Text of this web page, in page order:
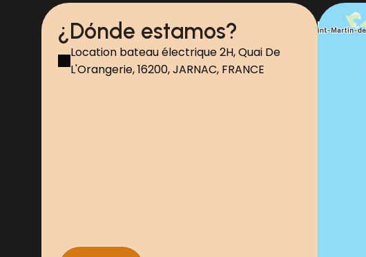
¿Dónde estamos?
Location bateau électrique 2H, Quai De
L'Orangerie, 16200, JARNAC, FRANCE